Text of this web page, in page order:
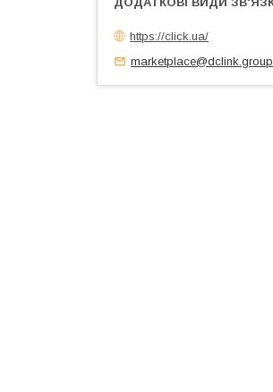
https://click.ua/
marketplace@dclink.group